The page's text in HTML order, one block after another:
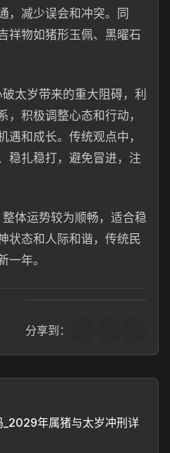
，减少误会和冲突。同
祥物如猪形玉佩、黑曜石
太岁带来的重大阻碍，利
，积极调整心态和行动，
遇和成长。传统观点中，
稳扎稳打，避免冒进，注
体运势较为顺畅，适合稳
状态和人际和谐，传统民
一年。
分享到：
年属猪与太岁冲刑详